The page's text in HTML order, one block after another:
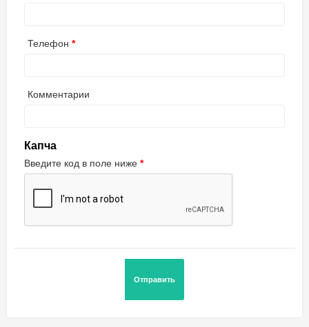
Телефон
Комментарии
Капча
Введите код в поле ниже